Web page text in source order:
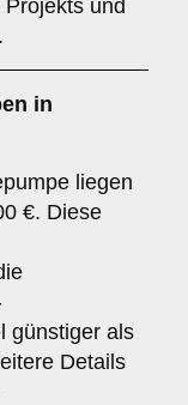
und
in
liegen
€. Diese
günstiger als
Details